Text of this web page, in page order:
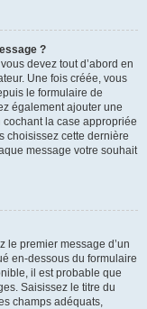
?
devez tout d’abord en
Une fois créée, vous
le formulaire de
également ajouter une
la case appropriée
choisissez cette dernière
message votre souhait
le premier message d’un
en-dessous du formulaire
il est probable que
Saisissez le titre du
champs adéquats,